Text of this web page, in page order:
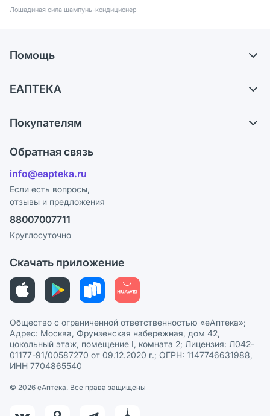
Лошадиная сила шампунь-кондиционер
Помощь
Самовывоз из аптек
Ответы на вопросы
Блог
ЕАПТЕКА
Карьера
Поставщики
Лицензия
Реклама на сайте
Ваши товары на ЕАПТЕКЕ
Покупателям
Программа СберСпасибо
Политика конфиденциальности
Пользовательское соглашение
Политика рекомендаций
Этика и соответствие
Политика в отношении обработки персональных данных
Обратная связь
info@eapteka.ru
Если есть вопросы,
отзывы и предложения
88007007711
Круглосуточно
Скачать приложение
Общество с ограниченной ответственностью «еАптека»;
Адрес: Москва, Фрунзенская набережная, дом 42,
цокольный этаж, помещение I, комната 2; Лицензия: Л042-
01177-91/00587270 от 09.12.2020 г.; ОГРН: 1147746631988,
ИНН 7704865540
© 2026 eАптека. Все права защищены